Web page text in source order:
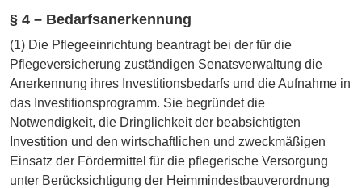
§ 4 – Bedarfsanerkennung
(1) Die Pflegeeinrichtung beantragt bei der für die
Pflegeversicherung zuständigen Senatsverwaltung die
Anerkennung ihres Investitionsbedarfs und die Aufnahme in
das Investitionsprogramm. Sie begründet die
Notwendigkeit, die Dringlichkeit der beabsichtigten
Investition und den wirtschaftlichen und zweckmäßigen
Einsatz der Fördermittel für die pflegerische Versorgung
unter Berücksichtigung der Heimmindestbauverordnung